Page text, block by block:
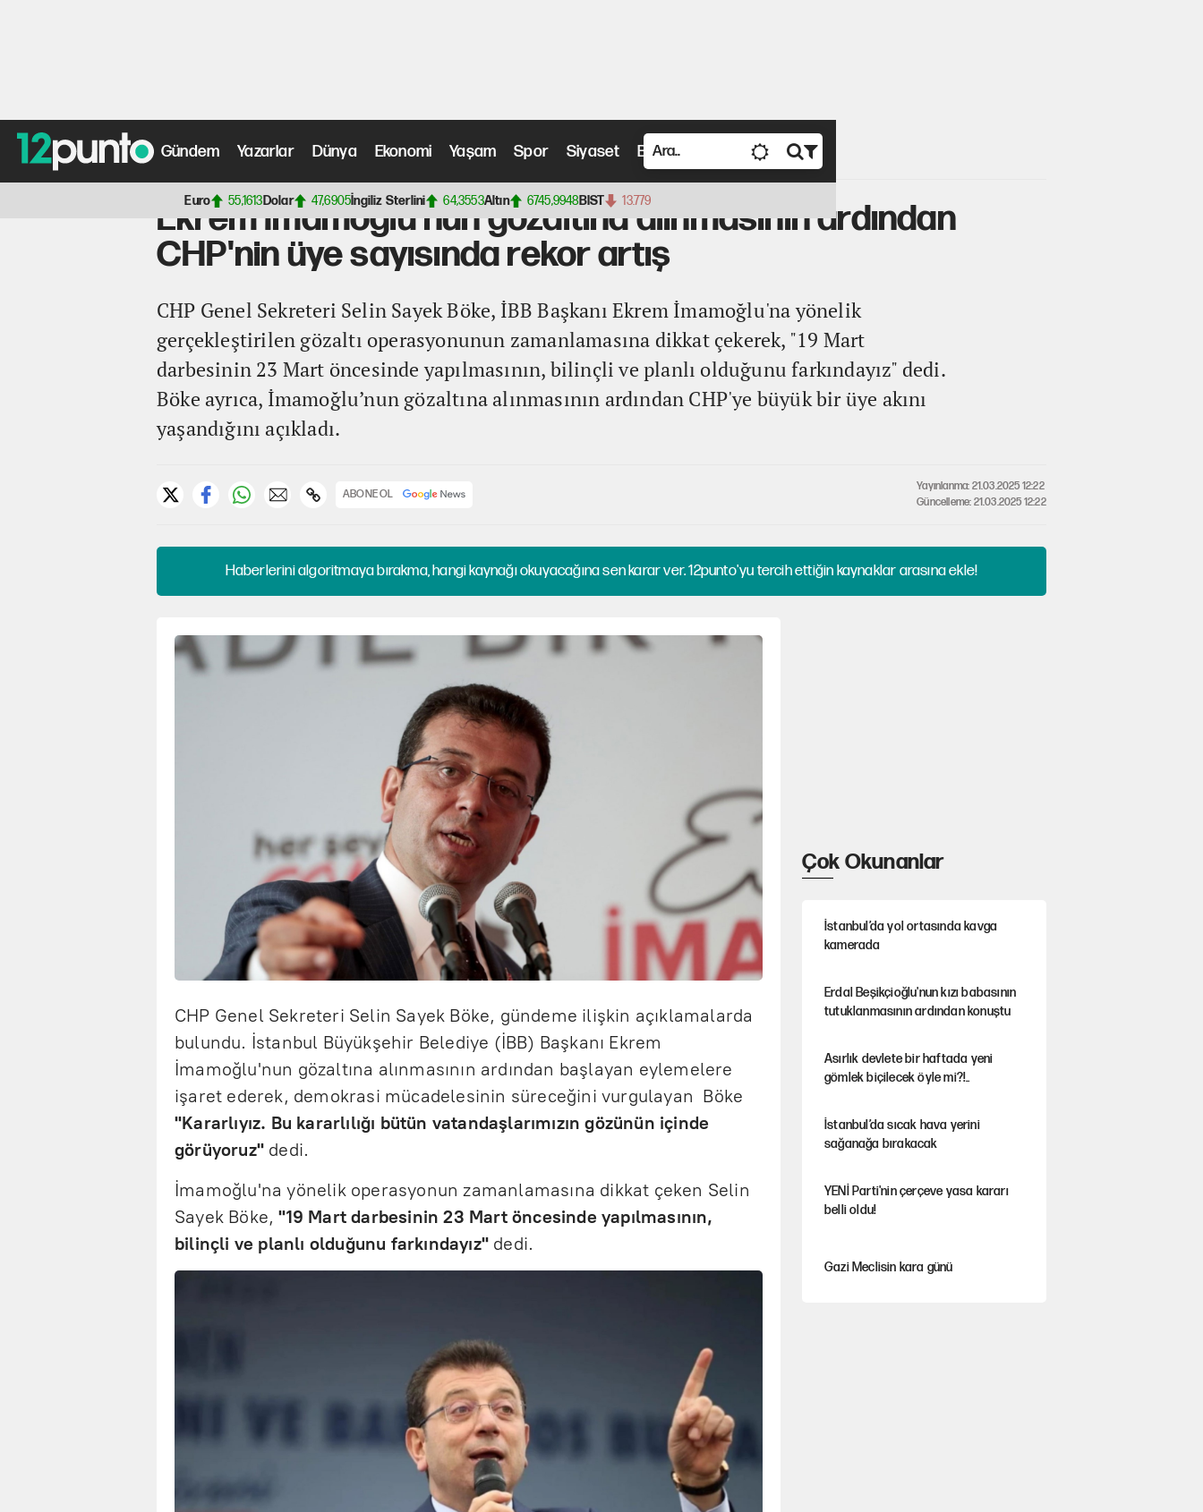
Gündem Yazarlar Dünya Ekonomi Yaşam Spor Siyaset Bilim ve Teknoloji Video
Euro 55,1613Dolar 47,6905İngiliz Sterlini 64,3553Altın 6745,9948BIST 13.779
Anasayfa>Siyaset Haberleri> Ekrem İmamoğlu'nun gözaltına alınmasının ardından CHP'nin üye sayısında rekor artış
Ekrem İmamoğlu'nun gözaltına alınmasının ardından
CHP'nin üye sayısında rekor artış
CHP Genel Sekreteri Selin Sayek Böke, İBB Başkanı Ekrem İmamoğlu'na yönelik
gerçekleştirilen gözaltı operasyonunun zamanlamasına dikkat çekerek, "19 Mart
darbesinin 23 Mart öncesinde yapılmasının, bilinçli ve planlı olduğunu farkındayız" dedi.
Böke ayrıca, İmamoğlu’nun gözaltına alınmasının ardından CHP'ye büyük bir üye akını
yaşandığını açıkladı.
ABONE OL
Yayınlanma: 21.03.2025 12:22
Güncelleme: 21.03.2025 12:22
Haberlerini algoritmaya bırakma, hangi kaynağı okuyacağına sen karar ver. 12punto'yu tercih ettiğin kaynaklar arasına ekle!
CHP Genel Sekreteri Selin Sayek Böke, gündeme ilişkin açıklamalarda
bulundu. İstanbul Büyükşehir Belediye (İBB) Başkanı Ekrem
İmamoğlu'nun gözaltına alınmasının ardından başlayan eylemelere
işaret ederek, demokrasi mücadelesinin süreceğini vurgulayan Böke
"Kararlıyız. Bu kararlılığı bütün vatandaşlarımızın gözünün içinde
görüyoruz" dedi.
İmamoğlu'na yönelik operasyonun zamanlamasına dikkat çeken Selin
Sayek Böke,"19 Mart darbesinin 23 Mart öncesinde yapılmasının,
bilinçli ve planlı olduğunu farkındayız" dedi.
Çok Okunanlar
İstanbul’da yol ortasında kavga
kamerada
Erdal Beşikçioğlu'nun kızı babasının
tutuklanmasının ardından konuştu
Asırlık devlete bir haftada yeni
gömlek biçilecek öyle mi?!..
İstanbul’da sıcak hava yerini
sağanağa bırakacak
YENİ Parti'nin çerçeve yasa kararı
belli oldu!
Gazi Meclisin kara günü